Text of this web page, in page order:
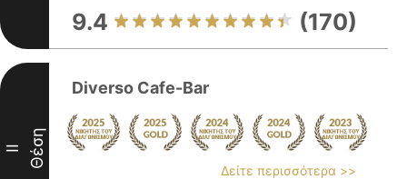
9.4 (170)
II Θέση
Diverso Cafe-Bar
Δείτε περισσότερα >>